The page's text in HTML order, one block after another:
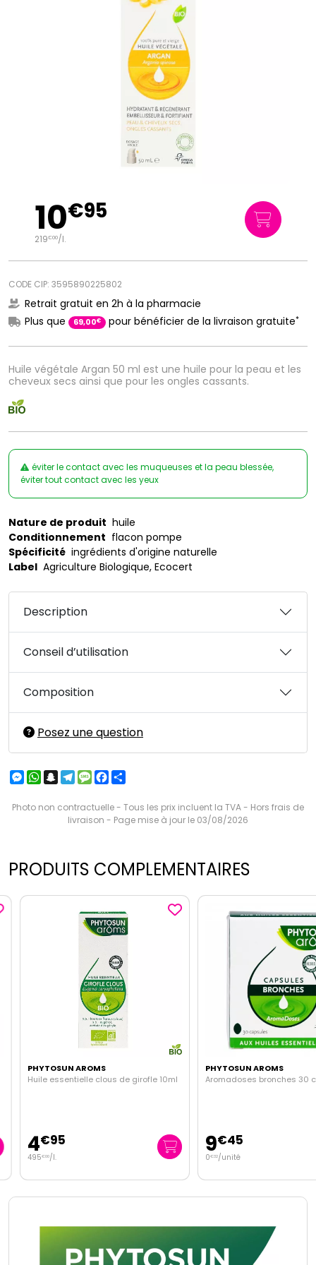
Huile végétale Argan 50 ml est une huile pour la peau et les
cheveux secs ainsi que pour les ongles cassants.
10€95
219€00/l.
CODE CIP: 3595890225802
Retrait gratuit en 2h à la pharmacie
Plus que
69,00€ pour bénéficier de la livraison gratuite*
éviter le contact avec les muqueuses et la peau blessée,
éviter tout contact avec les yeux
Nature de produit huile
Conditionnement flacon pompe
Spécificité ingrédients d'origine naturelle
Label Agriculture Biologique, Ecocert
Description
Conseil d’utilisation
Composition
Posez une question
Messenger
WhatsApp
Snapchat
Telegram
MessageFacebook
Photo non contractuelle - Tous les prix incluent la TVA - Hors frais de
livraison - Page mise à jour le 03/08/2026
PRODUITS COMPLEMENTAIRES
PHYTOSUN AROMS
Huile essentielle clous de girofle 10ml
4€95
495€ 00/l.
PHYTOSUN AROMS
Aromadoses bronches 30
9€45
32/unité